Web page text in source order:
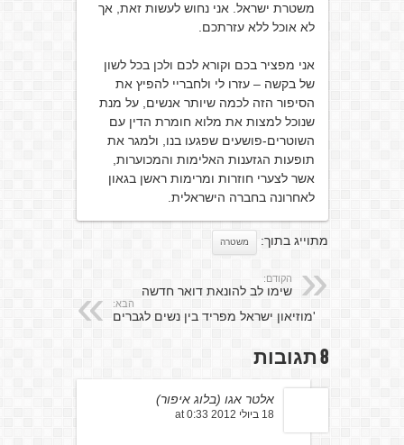
משטרת ישראל. אני נחוש לעשות זאת, אך
לא אוכל ללא עזרתכם.
אני מפציר בכם וקורא לכם ולכן בכל לשון
של בקשה – עזרו לי ולחבריי להפיץ את
הסיפור הזה לכמה שיותר אנשים, על מנת
שנוכל למצות את מלוא חומרת הדין עם
השוטרים-פושעים שפגעו בנו, ולמגר את
תופעות הגזענות האלימות והמכוערות,
אשר לצערי חוזרות ומרימות ראשן בגאון
לאחרונה בחברה הישראלית.
מתוייג בתוך: משטרה
הקודם:
שימו לב להונאת דואר חדשה
הבא:
'מוזיאון ישראל מפריד בין נשים לגברים
8 תגובות
אלטר אגו (בלוג איפור)
18 ביולי 2012 at 0:33